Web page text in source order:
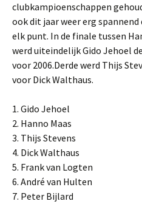
clubkampioenschappen
ook dit jaar weer erg
elk punt. In de finale tussen
werd uiteindelijk Gido Jehoel
voor 2006.Derde werd Thijs
voor Dick Walthaus.
1. Gido Jehoel
2. Hanno Maas
3. Thijs Stevens
4. Dick Walthaus
5. Frank van Logten
6. André van Hulten
7. Peter Bijlard